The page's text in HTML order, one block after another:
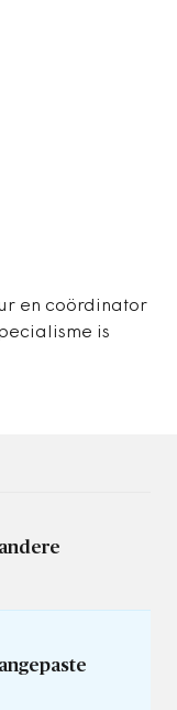
en coördinator
is